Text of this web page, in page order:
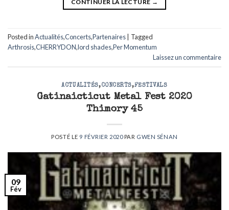
CONTINUER LA LECTURE →
Posted inActualités,Concerts,Partenaires
Tagged
Arthrosis,CHERRYDON,lord shades,Per Momentum
Laissez un commentaire
ACTUALITÉS,CONCERTS,FESTIVALS
Gatinaicticut Metal Fest 2020
Thimory 45
POSTÉ LE 9 FÉVRIER 2020PAR GWEN SÉNAN
09
Fév